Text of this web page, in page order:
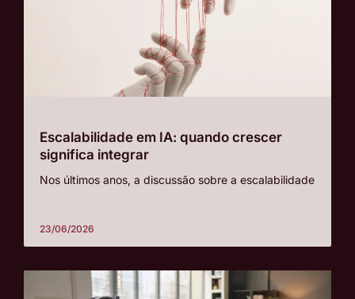
Escalabilidade em IA: quando crescer
significa integrar
Nos últimos anos, a discussão sobre a escalabilidade
23/06/2026